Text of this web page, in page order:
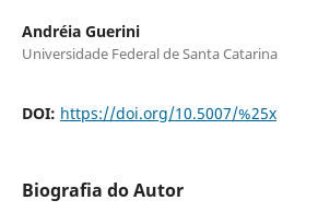
Andréia Guerini
Universidade Federal de Santa Catarina
DOI: https://doi.org/10.5007/%25x
Biografia do Autor